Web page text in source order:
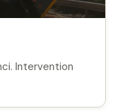
Intervention